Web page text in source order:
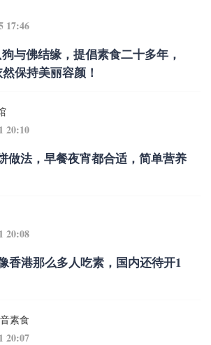
17:46
与佛结缘，提倡素食二十多年，
保持美丽容颜！
20:10
做法，早餐夜宵都合适，简单营养
20:08
香港那么多人吃素，国内还待开1
素食
20:07